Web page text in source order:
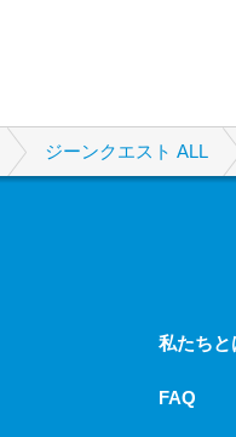
ジーンクエスト ALL
私たちと
FAQ